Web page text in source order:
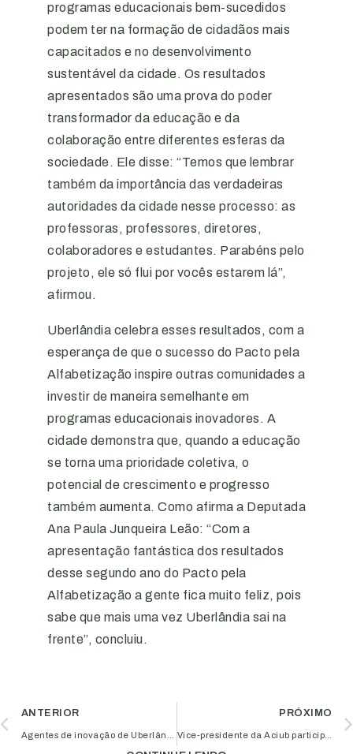
programas educacionais bem-sucedidos
podem ter na formação de cidadãos mais
capacitados e no desenvolvimento
sustentável da cidade. Os resultados
apresentados são uma prova do poder
transformador da educação e da
colaboração entre diferentes esferas da
sociedade. Ele disse: “Temos que lembrar
também da importância das verdadeiras
autoridades da cidade nesse processo: as
professoras, professores, diretores,
colaboradores e estudantes. Parabéns pelo
projeto, ele só flui por vocês estarem lá”,
afirmou.
Uberlândia celebra esses resultados, com a
esperança de que o sucesso do Pacto pela
Alfabetização inspire outras comunidades a
investir de maneira semelhante em
programas educacionais inovadores. A
cidade demonstra que, quando a educação
se torna uma prioridade coletiva, o
potencial de crescimento e progresso
também aumenta. Como afirma a Deputada
Ana Paula Junqueira Leão: “Com a
apresentação fantástica dos resultados
desse segundo ano do Pacto pela
Alfabetização a gente fica muito feliz, pois
sabe que mais uma vez Uberlândia sai na
frente”, concluiu.
ANTERIOR PRÓXIMO